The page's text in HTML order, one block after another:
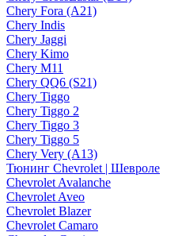
Chery Fora (A21)
Chery Indis
Chery Jaggi
Chery Kimo
Chery M11
Chery QQ6 (S21)
Chery Tiggo
Chery Tiggo 2
Chery Tiggo 3
Chery Tiggo 5
Chery Very (A13)
Тюнинг Chevrolet | Шевроле
Chevrolet Avalanche
Chevrolet Aveo
Chevrolet Blazer
Chevrolet Camaro